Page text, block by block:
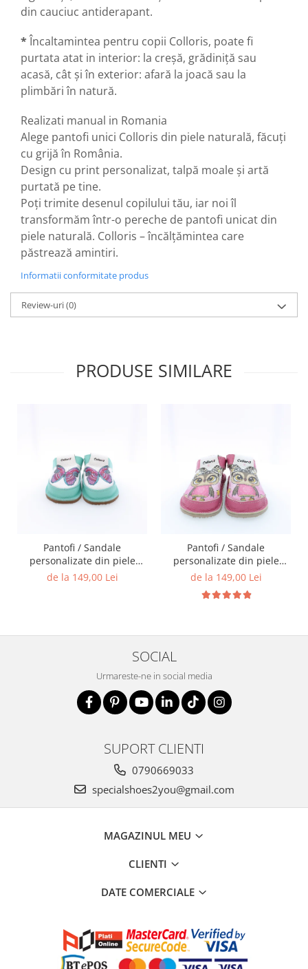
din cauciuc antiderapant.
*Încaltamintea pentru copii Colloris, poate fi
purtata atat in interior: la creșă, grădiniță sau
acasă, cât și în exterior: afară la joacă sau la
plimbări în natură.
Realizati manual in Romania
Alege pantofi unici Colloris din piele naturală, făcuți
cu grijă în România.
Design cu print personalizat, talpă moale și artă
purtată pe tine.
Poți trimite desenul copilului tău, iar noi îl
transformăm într-o pereche de pantofi unicat din
piele naturală. Colloris – încălțămintea care
păstrează amintiri.
Informatii conformitate produs
Review-uri(0)
PRODUSE SIMILARE
Pantofi / Sandale
personalizate din piele
naturala cu print digital -
de la 149,00 Lei
Pantofi / Sandale
personalizate din piele
naturala cu print digital -
de la 149,00 Lei
SOCIAL
Urmareste-ne in social media
SUPORT CLIENTI
0790669033
specialshoes2you@gmail.com
MAGAZINUL MEU
CLIENTI
DATE COMERCIALE